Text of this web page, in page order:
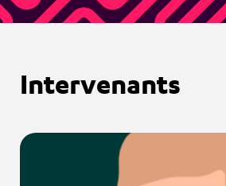
Intervenants